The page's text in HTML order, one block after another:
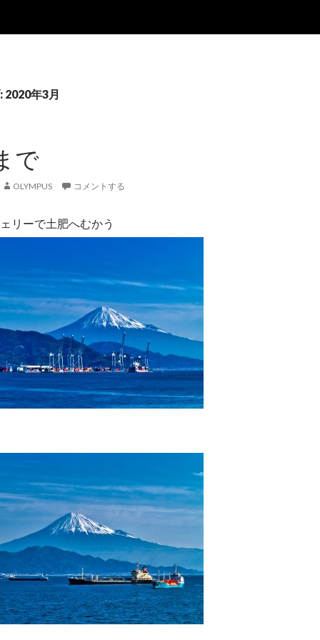
2020年3月
で
OLYMPUS コメントする
リーで土肥へむかう